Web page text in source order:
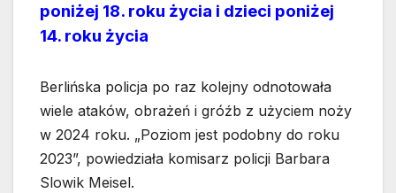
poniżej 18. roku życia i dzieci poniżej
14. roku życia
Berlińska policja po raz kolejny odnotowała
wiele ataków, obrażeń i gróźb z użyciem noży
w 2024 roku. „Poziom jest podobny do roku
2023”, powiedziała komisarz policji Barbara
Slowik Meisel.